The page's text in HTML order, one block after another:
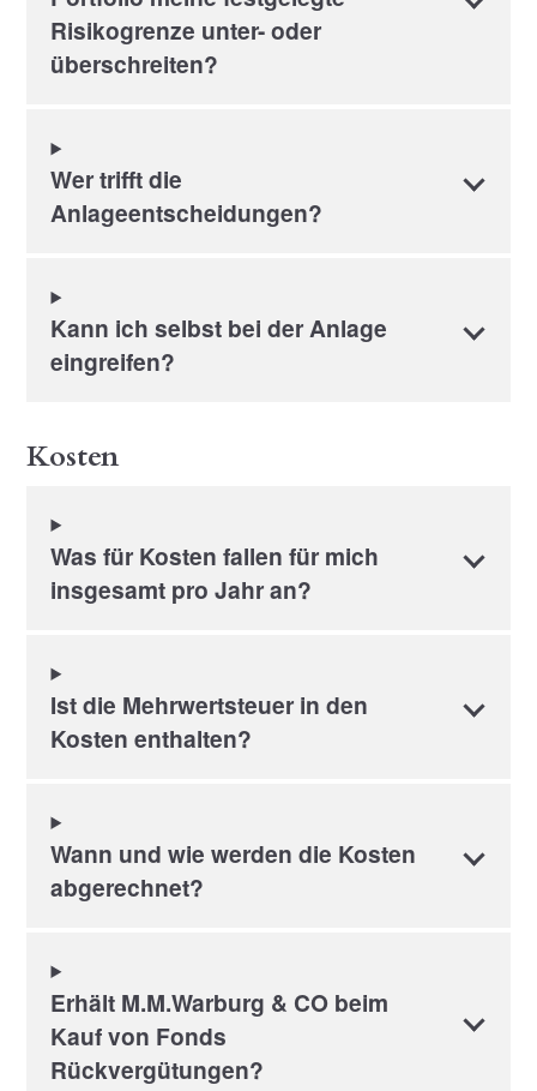
Risikogrenze unter- oder
überschreiten?
Wer trifft die
Anlageentscheidungen?
Kann ich selbst bei der Anlage
eingreifen?
Kosten
Was für Kosten fallen für mich
insgesamt pro Jahr an?
Ist die Mehrwertsteuer in den
Kosten enthalten?
Wann und wie werden die Kosten
abgerechnet?
Erhält M.M.Warburg & CO beim
Kauf von Fonds
Rückvergütungen?